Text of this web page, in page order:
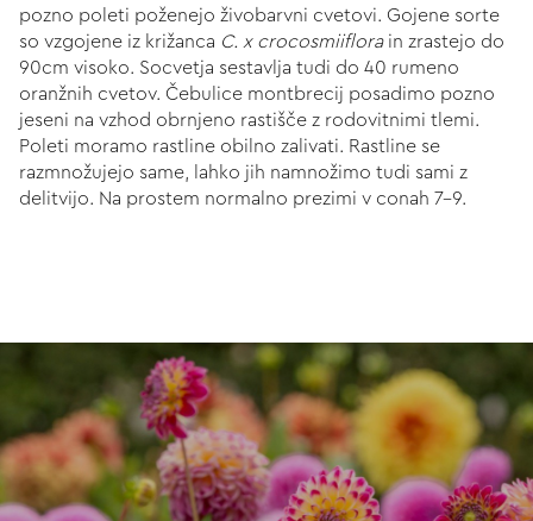
pozno poleti poženejo živobarvni cvetovi. Gojene sorte
so vzgojene iz križanca C. x crocosmiiflorain zrastejo do
90cm visoko. Socvetja sestavlja tudi do 40 rumeno
oranžnih cvetov. Čebulice montbrecij posadimo pozno
jeseni na vzhod obrnjeno rastišče z rodovitnimi tlemi.
Poleti moramo rastline obilno zalivati. Rastline se
razmnožujejo same, lahko jih namnožimo tudi sami z
delitvijo. Na prostem normalno prezimi v conah 7-9.